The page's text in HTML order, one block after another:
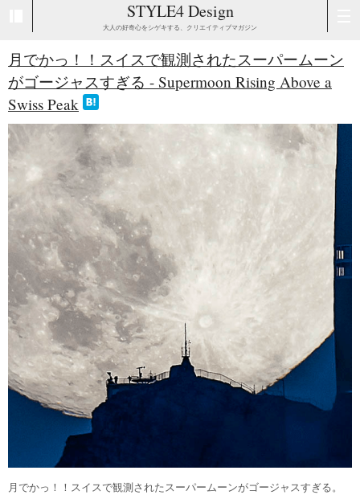
STYLE4 Design
大人の好奇心をシゲキする、クリエイティブマガジン
月でかっ！！スイスで観測されたスーパームーン
がゴージャスすぎる - Supermoon Rising Above a
Swiss Peak
月でかっ！！スイスで観測されたスーパームーンがゴージャスすぎる。